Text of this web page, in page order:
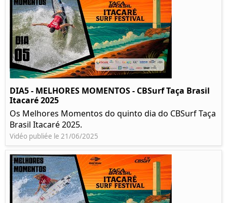
DIA5 - MELHORES MOMENTOS - CBSurf Taça Brasil
Itacaré 2025
Os Melhores Momentos do quinto dia do CBSurf Taça
Brasil Itacaré 2025.
Vidéo publiée le 21/06/2025